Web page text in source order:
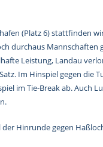
(Platz 6) stattfinden
durchaus
Leistung, Landau
Im Hinspiel gegen die
im Tie-Break ab. Auch
Hinrunde gegen